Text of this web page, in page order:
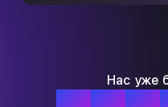
Нас уже